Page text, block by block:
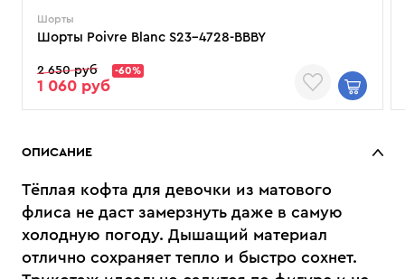
Шорты
Шорты Poivre Blanc S23-4728-BBBY
2 650 руб -60%
1 060 руб
ОПИСАНИЕ
Тёплая кофта для девочки из матового
флиса не даст замерзнуть даже в самую
холодную погоду. Дышащий материал
отлично сохраняет тепло и быстро сохнет.